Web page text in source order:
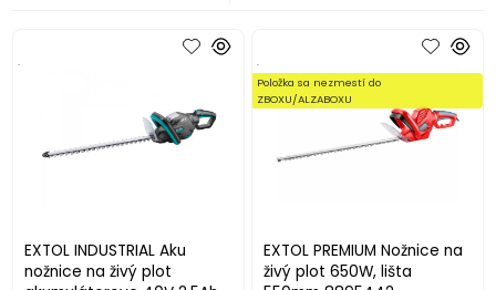
EXTOL INDUSTRIAL Aku
nožnice na živý plot
.
EXTOL PREMIUM Nožnice na
živý plot 650W, lišta
.
Položka sa nezmestí do
ZBOXU/ALZABOXU